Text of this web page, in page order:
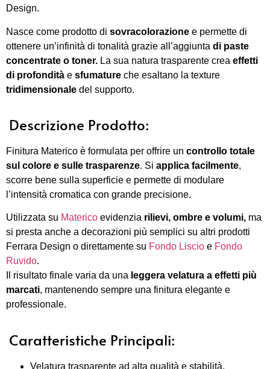
Design.
Nasce come prodotto di sovracolorazione e permette di
ottenere un’infinità di tonalità grazie all’aggiunta di paste
concentrate o toner. La sua natura trasparente crea effetti
di profondità e sfumature che esaltano la texture
tridimensionale del supporto.
Descrizione Prodotto:
Finitura Materico è formulata per offrire un controllo totale
sul colore e sulle trasparenze. Si applica facilmente,
scorre bene sulla superficie e permette di modulare
l’intensità cromatica con grande precisione.
Utilizzata su Materico evidenzia rilievi, ombre e volumi, ma
si presta anche a decorazioni più semplici su altri prodotti
Ferrara Design o direttamente su Fondo Liscio e Fondo
Ruvido.
Il risultato finale varia da una leggera velatura a effetti più
marcati, mantenendo sempre una finitura elegante e
professionale.
Caratteristiche Principali:
Velatura trasparente ad alta qualità e stabilità.